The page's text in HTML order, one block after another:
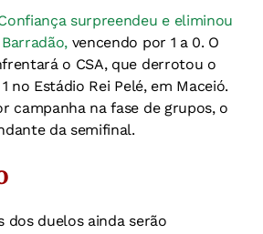
surpreendeu e eliminou
vencendo por 1 a 0. O
o CSA, que derrotou o
no Estádio Rei Pelé, em Maceió.
campanha na fase de grupos, o
da semifinal.
dos duelos ainda serão